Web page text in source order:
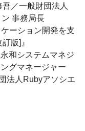
吾／一般財団法人
事務局長
ーション開発を支
版]』
和システムマネジ
グマネージャー
法人Rubyアソシエ